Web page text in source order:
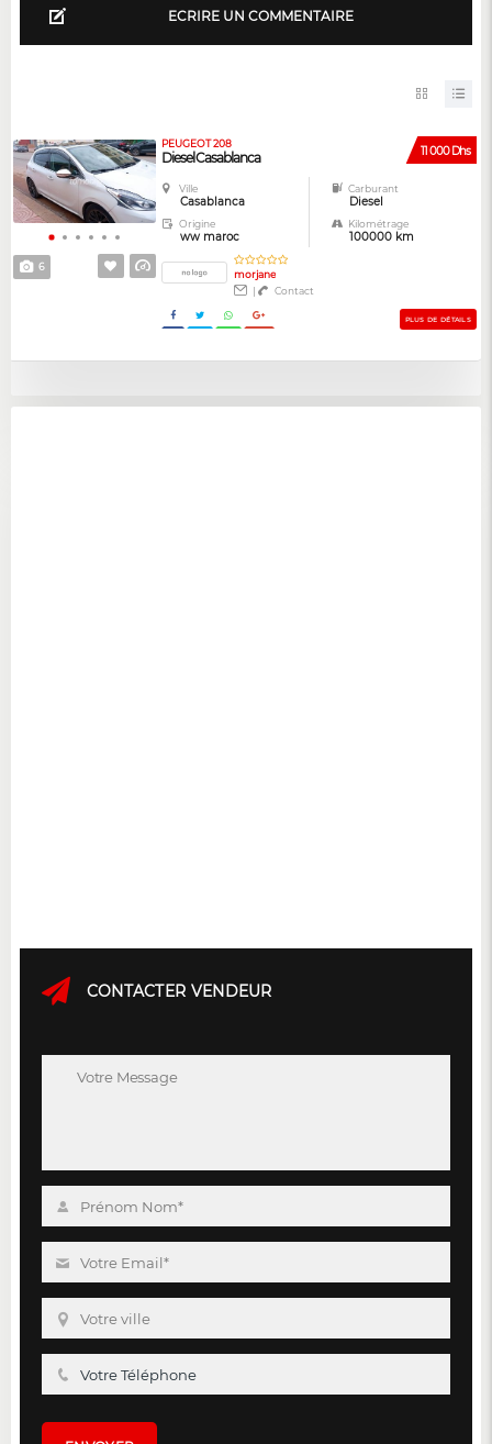
ECRIRE UN COMMENTAIRE
6
11 000 Dhs
PEUGEOT 208
Diesel Casablanca
Ville
Casablanca
Carburant
Diesel
Origine
ww maroc
Kilométrage
100000 km
morjane
|
Contact
PLUS DE DÉTAILS
CONTACTER VENDEUR